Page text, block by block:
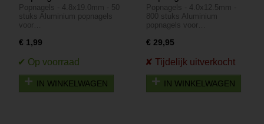
4.8x19.0mm - 50 stuks
Popnagels - 4.8x19.0mm - 50
stuks Aluminium popnagels
voor…
€ 1,99
IN WINKELWAGEN
4.0x12.5mm - 800 stuks
Popnagels - 4.0x12.5mm -
800 stuks Aluminium
popnagels voor…
€ 29,95
IN WINKELWAGEN